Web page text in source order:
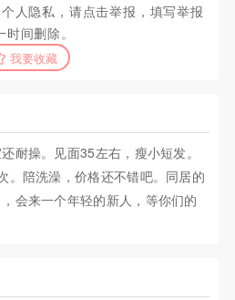
人隐私，请点击举报，填写举报
间删除。
我要收藏
耐操。见面35左右，瘦小短发。
。陪洗澡，价格还不错吧。同居的
会来一个年轻的新人，等你们的